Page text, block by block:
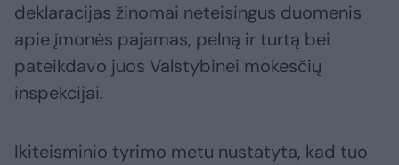
deklaracijas žinomai neteisingus duomenis
apie įmonės pajamas, pelną ir turtą bei
pateikdavo juos Valstybinei mokesčių
inspekcijai.
Ikiteisminio tyrimo metu nustatyta, kad tuo